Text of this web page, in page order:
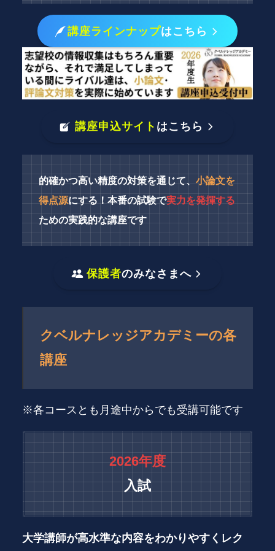
講座ラインナップはこちら
講座申込サイト はこちら
的確かつ高い精度の対策を通じて、 小論文を
得点源にする！ 本番の試験で実力を発揮する
ための実践的な講座です
保護者のみなさまへ
クベルナレッジアカデミーの各
講座
※各コースとも月途中からでも受講可能です
2026年度
入試
大学講師が高水準な内容をわかりやすくレク